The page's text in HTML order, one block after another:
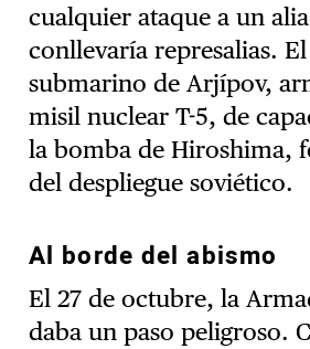
cualquier ataque a un
conllevaría represalias.
submarino de Arjípov,
misil nuclear T-5, de
la bomba de Hiroshima,
del despliegue soviético.
Al borde del abismo
El 27 de octubre, la
daba un paso peligroso.